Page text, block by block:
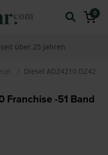
0
über 25 Jahren
Diesel ADZ4210
Franchise -51 Band